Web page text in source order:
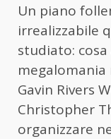
Un piano
irrealizzabile
studiato:
Gavin Rivers
Christopher
organizzare